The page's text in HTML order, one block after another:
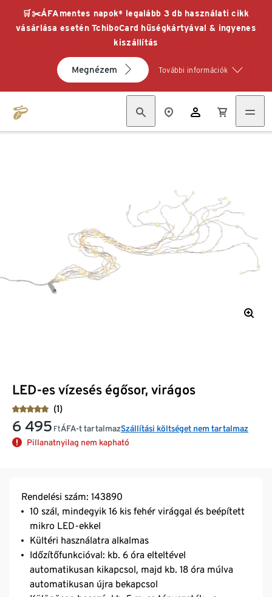
🛒✂️ÁFAmentes napok* legalább 3 db használati cikk
vásárlása esetén TchiboCard hűségkártyával & ingyenes
kiszállítás
Megnézem További információk
LED-es vízesés égősor, virágos
(1)
6 495 FtÁFA-t tartalmazSzállítási költséget nem tartalmaz
Pillanatnyilag nem kapható
Rendelési szám: 143890
10 szál, mindegyik 16 kis fehér virággal és beépített
mikro LED-ekkel
Kültéri használatra alkalmas
Időzítőfunkcióval: kb. 6 óra elteltével
automatikusan kikapcsol, majd kb. 18 óra múlva
automatikusan újra bekapcsol